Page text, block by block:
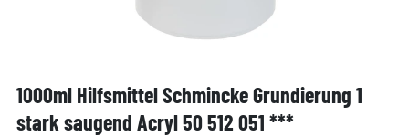
1000ml Hilfsmittel Schmincke Grundierung 1
stark saugend Acryl 50 512 051 ***